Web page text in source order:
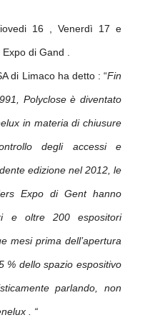
16 , Venerdì 17 e
di Gand .
di Limaco ha detto : “Fin
Polyclose è diventato
in materia di chiusure
degli accessi e
edizione nel 2012, le
Expo di Gent hanno
e oltre 200 espositori
mesi prima dell’apertura
% dello spazio espositivo
parlando, non
. “